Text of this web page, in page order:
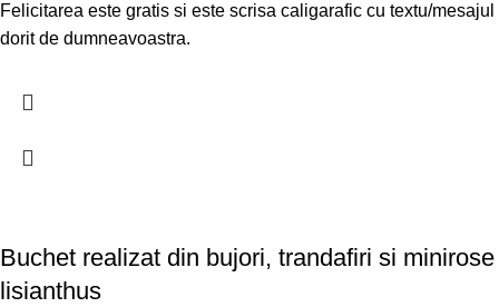
Felicitarea este gratis si este scrisa caligarafic cu textu/mesajul
dorit de dumneavoastra.
Buchet realizat din bujori, trandafiri si minirose
lisianthus